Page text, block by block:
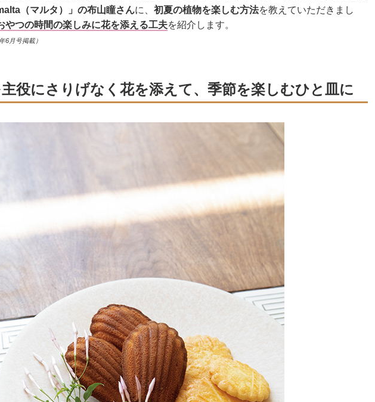
（マルタ）」の布山瞳さんに、 初夏の植物を楽しむ方法を教えていただきまし
やつの時間の楽しみに花を添える工夫を紹介します。
6月号掲載）
役にさりげなく花を添えて、季節を楽しむひと皿に